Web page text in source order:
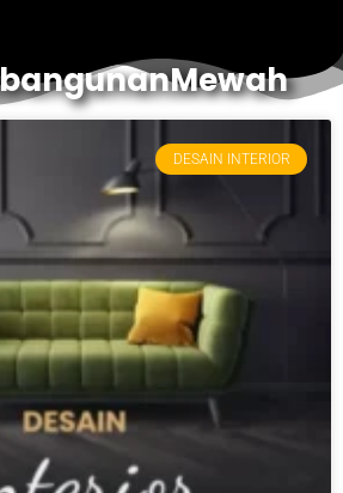
DESAIN INTERIOR